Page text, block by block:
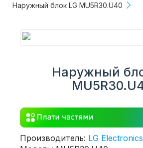
Наружный блок LG MU5R30.U40
Наружный
Производитель: LG Electronics